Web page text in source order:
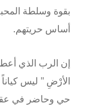
بقوة وسلطة
أساس حريتهم.
إن الرب الذي
الأرْضِ " ليس
حي وحاضر في